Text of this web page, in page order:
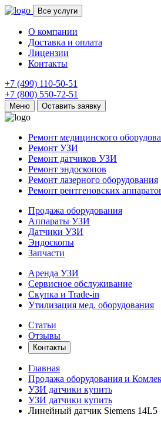
Все услуги
О компании
Доставка и оплата
Лицензии
Контакты
+7 (499) 110-50-51
+7 (800) 550-72-51
Меню Оставить заявку
Ремонт медицинского
Ремонт УЗИ
Ремонт датчиков УЗИ
Ремонт эндоскопов
Ремонт лазерного оборудования
Ремонт рентгеновских
Продажа оборудования
Аппараты УЗИ
Датчики УЗИ
Эндоскопы
Запчасти
Аренда УЗИ
Сервисное обслуживание
Скупка и Trade-in
Утилизация мед. оборудования
Статьи
Отзывы
Контакты
Главная
Продажа оборудования и
УЗИ датчики купить
УЗИ датчики купить
Линейный датчик Siemens 14L5